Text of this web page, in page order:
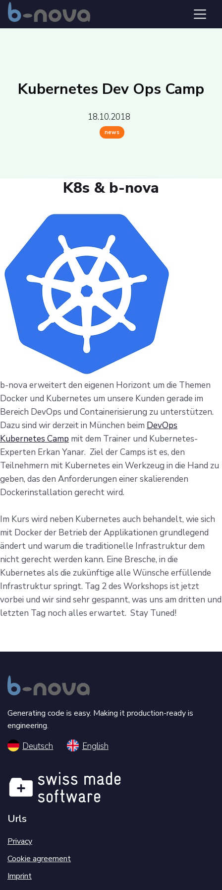
Kubernetes Dev Ops Camp
18.10.2018
news
K8s & b-nova
b-nova erweitert den eigenen Horizont um die Themen
Docker und Kubernetes um unsere Kunden gerade im
Bereich DevOps und Containerisierung zu unterstützen.
Dazu sind wir derzeit in München beim DevOps
Kubernetes Camp mit dem Trainer und Kubernetes-
Experten Erkan Yanar. Ziel der Camps ist es, den
Teilnehmern mit Kubernetes ein Werkzeug in die Hand zu
geben, das den Anforderungen einer skalierenden
Dockerinstallation gerecht wird.
Im Kurs wird neben Kubernetes auch behandelt, wie sich
mit Docker der Betrieb der Applikationen grundlegend
ändert und warum die traditionelle Infrastruktur dem
nicht gerecht werden kann. Eine Bresche, in die
Kubernetes als die zukünftige alle Wünsche erfüllende
Infrastruktur springt. Tag 2 des Workshops ist jetzt
vorbei und wir sind sehr gespannt, was uns am dritten und
letzten Tag noch alles erwartet. Stay Tuned!
Generating code is easy. Making it production-ready is
engineering.
Deutsch English
Urls
Privacy
Cookie agreement
Imprint